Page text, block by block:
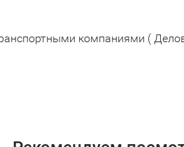
компаниями (